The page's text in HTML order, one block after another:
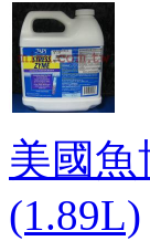
美國魚
(1.89L)